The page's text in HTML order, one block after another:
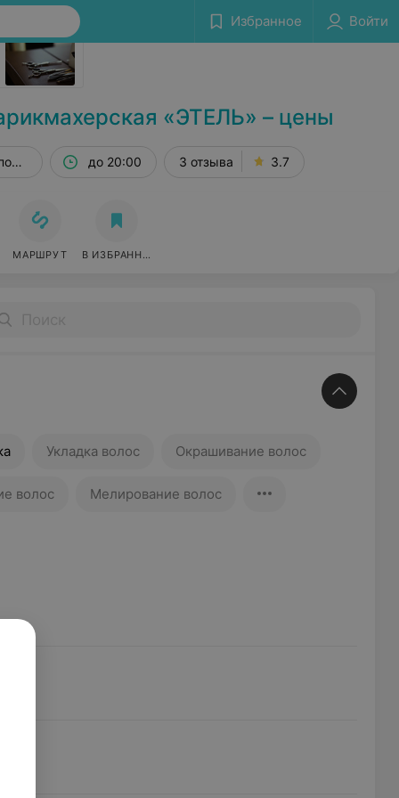
Избранное Войти
Сообщить об ошибке
«ЭТЕЛЬ» – цены
45 до 20:00 3 отзыва 3.7
МАРШРУТ В ИЗБРАННОЕ
Укладка волос Окрашивание волос
волос Мелирование волос